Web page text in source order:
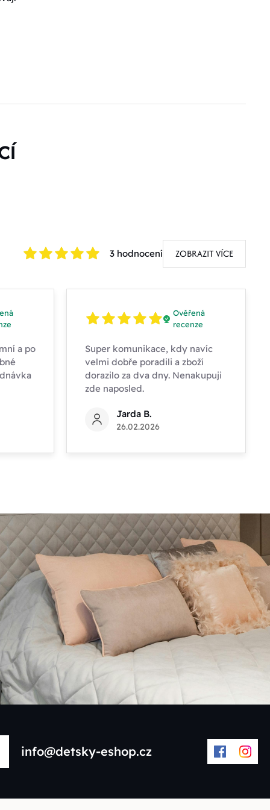
3 hodnocení ZOBRAZIT VÍCE
a po
Ověřená
recenze
Super komunikace, kdy navíc
velmi dobře poradili a zboží
dorazilo za dva dny. Nenakupuji
zde naposled.
Jarda B.
26.02.2026
info@detsky-eshop.cz